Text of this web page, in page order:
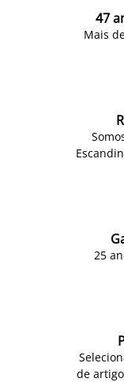
47
Mais
25
de